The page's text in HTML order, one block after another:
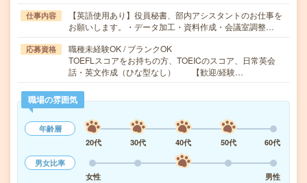
仕事内容
【英語使用あり】役員秘書、部内アシスタントのお仕事を
お願いします。・データ加工・資料作成・会議室調整…
応募資格
職種未経験OK / ブランクOK
TOEFLスコアをお持ちの方、TOEICのスコア、日常英会
話・英文作成（ひな型なし） 【歓迎/経験…
職場の雰囲気
年齢層
20代
30代 40代 50代
60代
男女比率
女性
男性